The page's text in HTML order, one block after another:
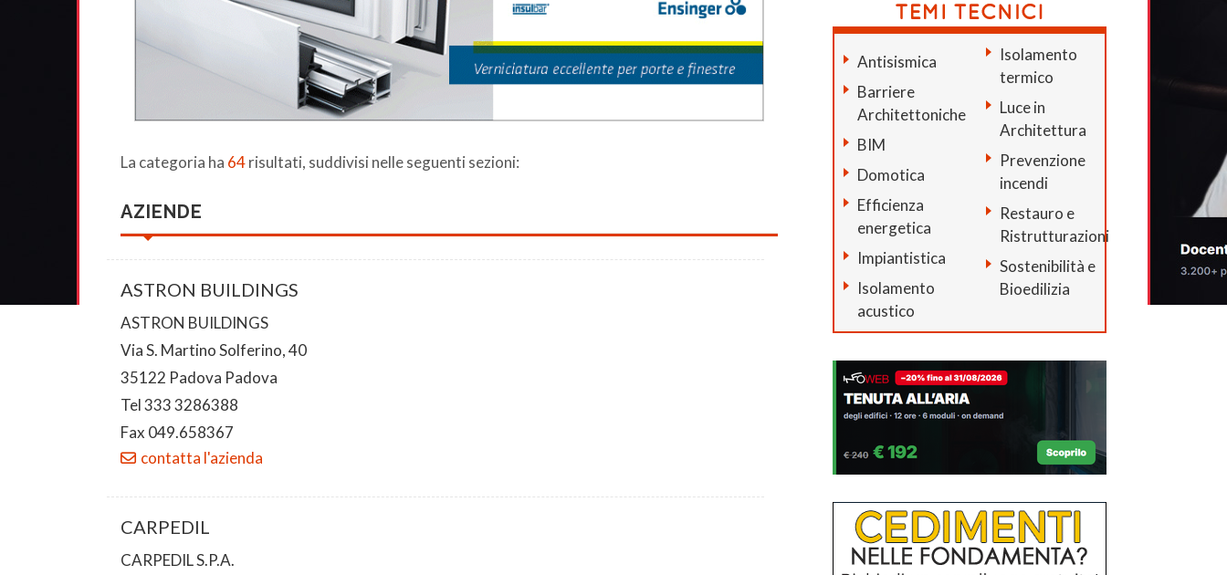
La categoria ha 64risultati, suddivisi nelle seguenti sezioni:
AZIENDE
ASTRON BUILDINGS
ASTRON BUILDINGS
Via S. Martino Solferino, 40
35122 Padova Padova
Tel 333 3286388
Fax 049.658367
contatta l'azienda
CARPEDIL
CARPEDIL S.P.A.
Antisismica
Barriere
Architettoniche
BIM
Domotica
Efficienza
energetica
Impiantistica
Isolamento
acustico
Isolamento
termico
Luce in
Architettura
Prevenzione
incendi
Restauro e
Ristrutturazioni
Sostenibilità e
Bioedilizia